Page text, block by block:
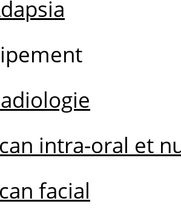
intra-oral et
facial